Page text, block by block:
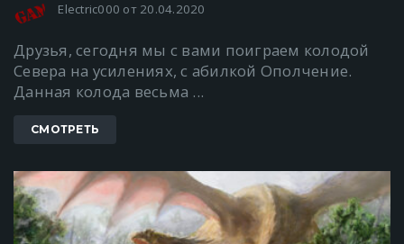
Electric000 от 20.04.2020
Друзья, сегодня мы с вами поиграем колодой
Севера на усилениях, с абилкой Ополчение.
Данная колода весьма ...
СМОТРЕТЬ